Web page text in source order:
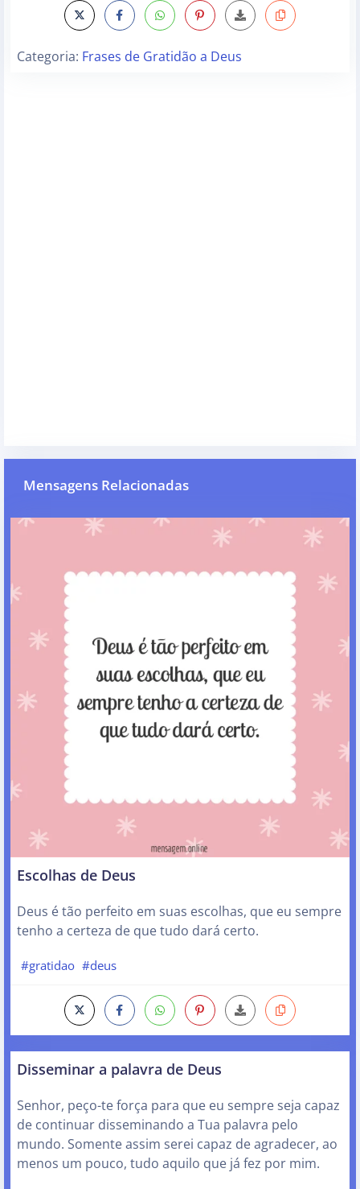
Categoria: Frases de Gratidão a Deus
Mensagens Relacionadas
Escolhas de Deus
Deus é tão perfeito em suas escolhas, que eu sempre
tenho a certeza de que tudo dará certo.
#gratidao #deus
Disseminar a palavra de Deus
Senhor, peço-te força para que eu sempre seja capaz
de continuar disseminando a Tua palavra pelo
mundo. Somente assim serei capaz de agradecer, ao
menos um pouco, tudo aquilo que já fez por mim.